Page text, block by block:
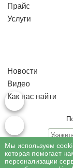
Прайс
Услуги
Новости
Видео
Как нас найти
Подписываясь на
Мы используем
которая помогает
персонализации